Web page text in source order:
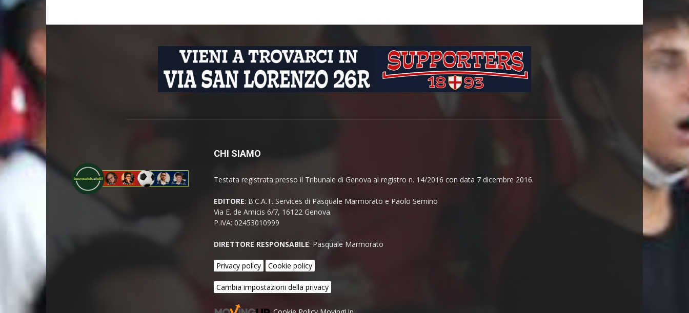
CHI SIAMO
Testata registrata presso il Tribunale di Genova al registro n. 14/2016 con data 7 dicembre 2016.
EDITORE: B.C.A.T. Services di Pasquale Marmorato e Paolo Semino
Via E. de Amicis 6/7, 16122 Genova.
P.IVA: 02453010999
DIRETTORE RESPONSABILE: Pasquale Marmorato
Privacy policy Cookie policy
Cambia impostazioni della privacy